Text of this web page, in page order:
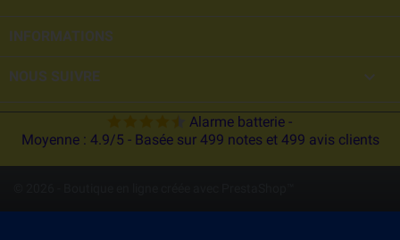
INFORMATIONS
NOUS SUIVRE 
Alarme batterie-
Moyenne : 4.9/5 - Basée sur 499 notes et 499 avis clients